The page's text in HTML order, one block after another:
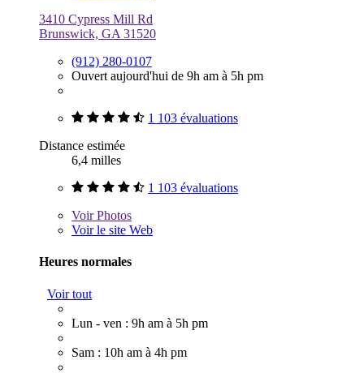
3410 Cypress Mill Rd
Brunswick, GA 31520
(912) 280-0107
Ouvert aujourd'hui de 9h am à 5h pm
1 103 évaluations
Distance estimée
6,4 milles
1 103 évaluations
VoirPhotos
Voir le site Web
Heures normales
Voir tout
Lun - ven : 9h am à 5h pm
Sam : 10h am à 4h pm